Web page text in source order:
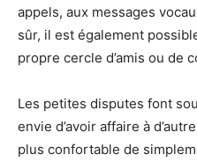
appels, aux messages
sûr, il est également
propre cercle d’amis ou de
Les petites disputes font
envie d’avoir affaire à
plus confortable de